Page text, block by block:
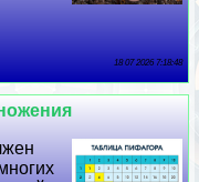
18 07 2026 7:18:48